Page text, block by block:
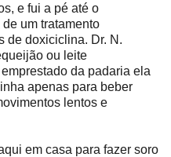
e fui a pé até o
um tratamento
de doxiciclina. Dr. N.
ou leite
da padaria ela
apenas para beber
lentos e
em casa para fazer soro